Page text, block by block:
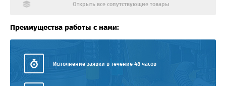
Открыть все сопутствующие товары
Преимущества работы с нами:
Исполнение заявки в течение 48 часов